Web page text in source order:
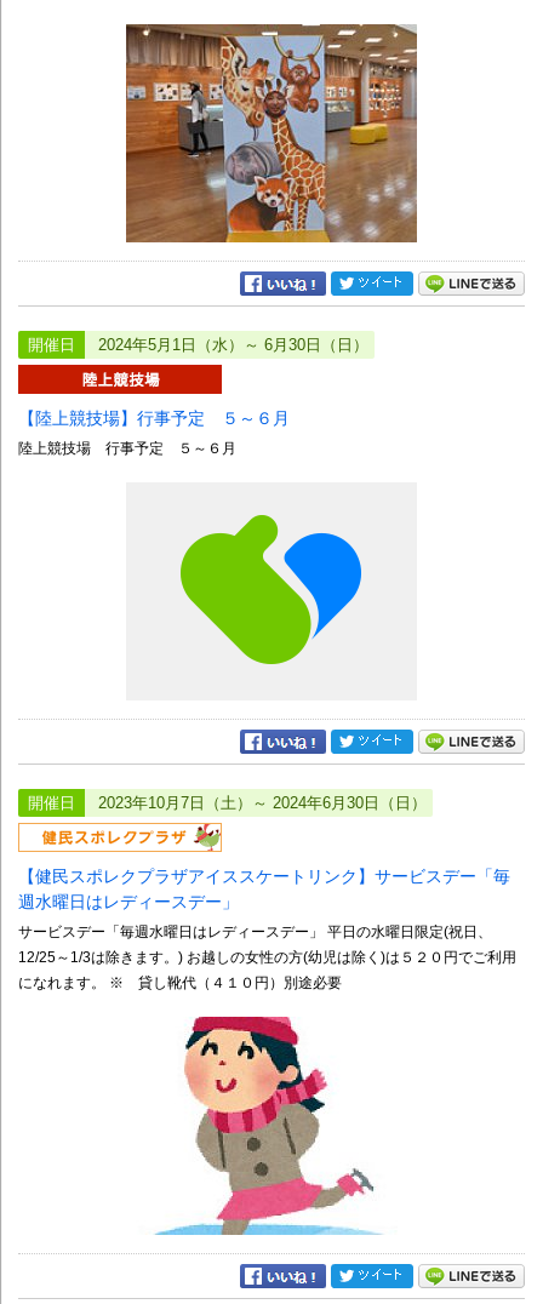
開催日 2024年5月1日（水）～ 6月30日（日）
【陸上競技場】行事予定 ５～６月
陸上競技場 行事予定 ５～６月
開催日 2023年10月7日（土）～ 2024年6月30日（日）
【健民スポレクプラザアイススケートリンク】サービスデー「毎
週水曜日はレディースデー」
サービスデー「毎週水曜日はレディースデー」 平日の水曜日限定(祝日、
12/25～1/3は除きます。) お越しの女性の方(幼児は除く)は５２０円でご利用
になれます。 ※ 貸し靴代（４１０円）別途必要